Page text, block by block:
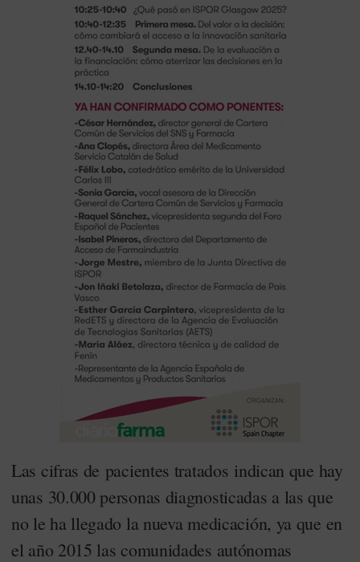
Las cifras de pacientes tratados indican que hay
unas 30.000 personas diagnosticadas a las que
no le ha llegado la nueva medicación, ya que en
el año 2015 las comunidades autónomas